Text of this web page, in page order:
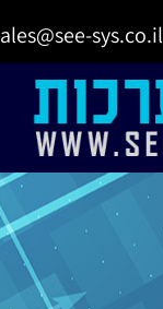
sys.co.il